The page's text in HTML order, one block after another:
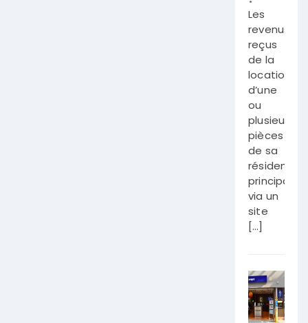
Les
revenus
reçus
de la
location
d’une
ou
plusieurs
pièces
de sa
résidence
principale
via un
site
[…]